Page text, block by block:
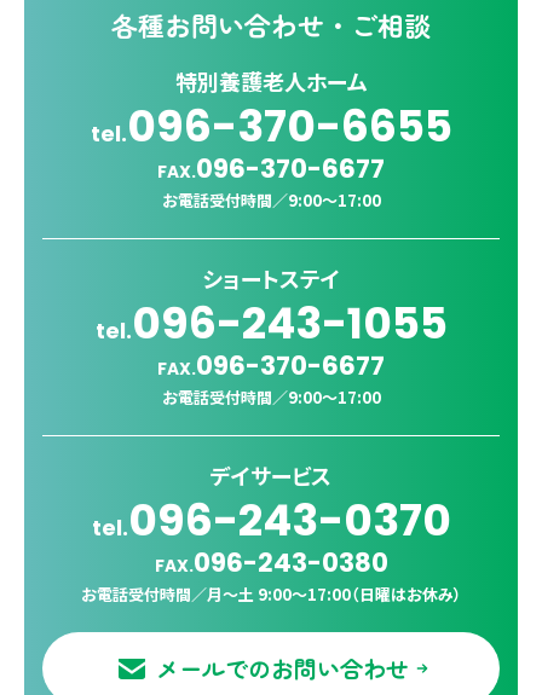
各種お問い合わせ・ご相談
特別養護老人ホーム
tel.096-370-6655
FAX.096-370-6677
お電話受付時間／9:00〜17:00
ショートステイ
tel.096-243-1055
FAX.096-370-6677
お電話受付時間／9:00〜17:00
デイサービス
tel.096-243-0370
FAX.096-243-0380
お電話受付時間／月〜土 9:00〜17:00（日曜はお休み）
メールでのお問い合わせ